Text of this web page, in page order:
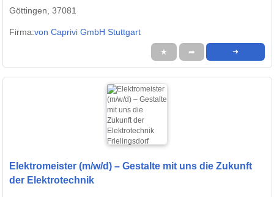
Göttingen, 37081
Firma:von Caprivi GmbH Stuttgart
★ ➦ ➜
Elektromeister (m/w/d) – Gestalte mit uns die Zukunft
der Elektrotechnik